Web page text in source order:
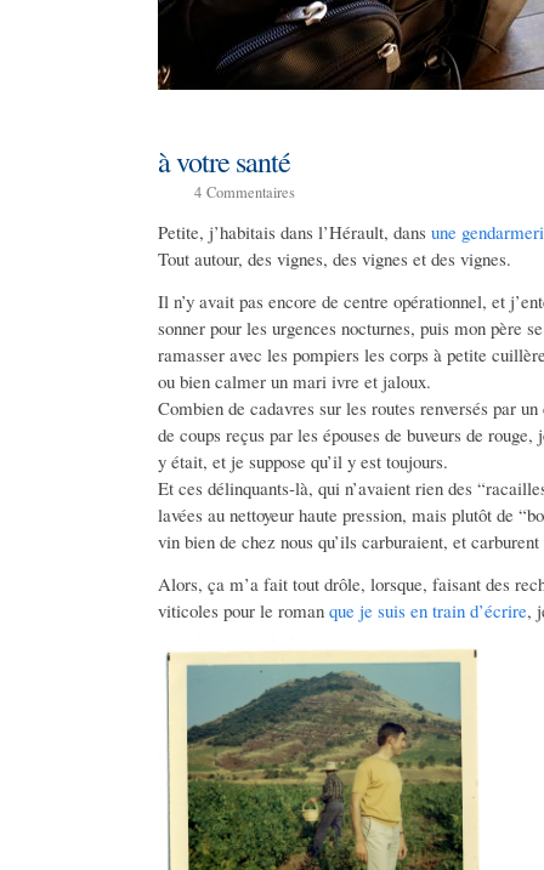
à votre santé
4 Commentaires
Petite, j’habitais dans l’Hérault, dans une
Tout autour, des vignes, des vignes et des vignes.
Il n’y avait pas encore de centre opérationnel, et
sonner pour les urgences nocturnes, puis mon père
ramasser avec les pompiers les corps à petite
ou bien calmer un mari ivre et jaloux.
Combien de cadavres sur les routes renversés par
de coups reçus par les épouses de buveurs de
y était, et je suppose qu’il y est toujours.
Et ces délinquants-là, qui n’avaient rien des
lavées au nettoyeur haute pression, mais plutôt de
vin bien de chez nous qu’ils carburaient, et
Alors, ça m’a fait tout drôle, lorsque, faisant des
viticoles pour le roman que je suis en train d’écrire,